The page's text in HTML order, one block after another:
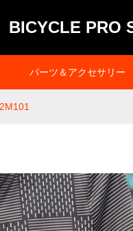
BICYCLE PRO
パーツ＆アクセサリー